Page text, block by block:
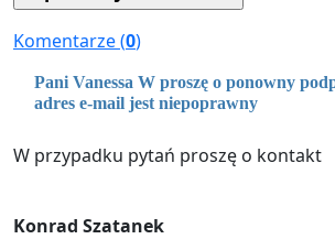
Komentarze (0)
Pani Vanessa W proszę o ponowny
adres e-mail jest niepoprawny
W przypadku pytań proszę o kontakt
Konrad Szatanek